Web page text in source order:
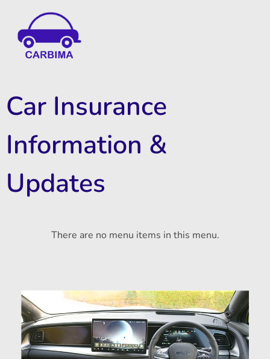
Car Insurance
Information &
Updates
There are no menu items in this menu.